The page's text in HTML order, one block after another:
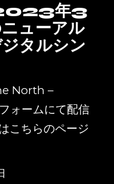
年3
ューアル
タルシン
North –
ォームにて配信
こちらのページ